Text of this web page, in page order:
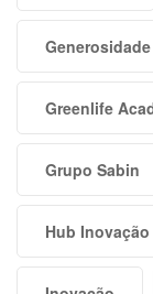
Generosidade
Greenlife
Grupo Sabin
Hub